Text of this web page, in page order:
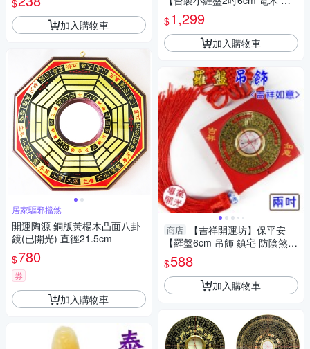
$
加入購物車
居家驅邪擋煞
開運陶源 銅版黃楊木凸面八卦
鏡(已開光) 直徑21.5cm
$780
券
加入購物車
台灣製造 項鍊 隨身平安 項鍊】
開光
$1,299
加入購物車
商店
【吉祥開運坊】保平安
【羅盤6cm 吊飾 鎮宅 防陰煞
隨身保平安 吊車上】開光加持
擇日
$588
加入購物車